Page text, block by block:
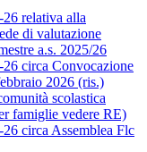
relativa alla
di valutazione
a.s. 2025/26
circa Convocazione
2026 (ris.)
scolastica
famiglie vedere RE)
circa Assemblea Flc